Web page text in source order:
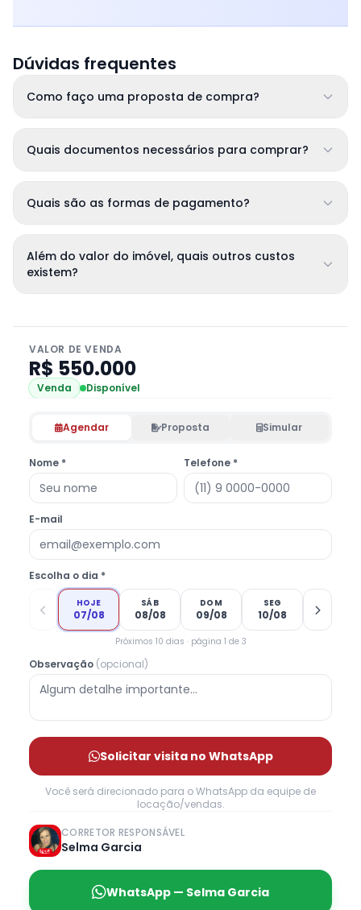
Dúvidas frequentes
Como faço uma proposta de compra?
Quais documentos necessários para comprar?
Quais são as formas de pagamento?
Além do valor do imóvel, quais outros custos
existem?
VALOR DE VENDA
R$ 550.000
Venda Disponível
Agendar Proposta Simular
Nome * Telefone *
E-mail
Escolha o dia *
HOJE
07/08
SÁB
08/08
DOM
09/08
SEG
10/08
Próximos 10 dias · página 1 de 3
Observação (opcional)
Solicitar visita no WhatsApp
Você será direcionado para o WhatsApp da equipe de
locação/vendas.
CORRETOR RESPONSÁVEL
Selma Garcia
WhatsApp — Selma Garcia